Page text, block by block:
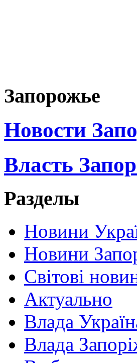
Запорожье
Новости
Власть
Разделы
Новини
Новини
Світові
Актуально
Влада
Влада